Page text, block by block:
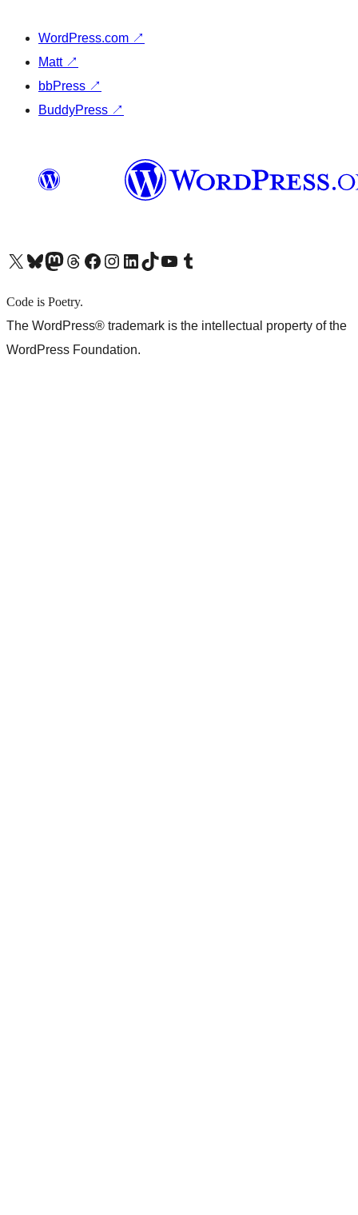
WordPress.com ↗
Matt ↗
bbPress ↗
BuddyPress ↗
X (旧 Twitter) アカウントへBluesky アカウントへMastodon アカウントへThreads アカウントへ Facebook ページへInstagram アカウントへ LinkedIn アカウントへTikTok アカウントへYouTube チャンネルへ Tumblr アカウントへ
Code is Poetry.
The WordPress® trademark is the intellectual property of the
WordPress Foundation.